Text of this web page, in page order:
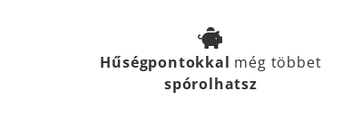
Hűségpontokkal még többet
spórolhatsz